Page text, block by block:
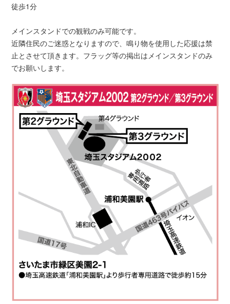
徒歩1分
メインスタンドでの観戦のみ可能です。
近隣住民のご迷惑となりますので、鳴り物を使用した応援は禁
止とさせて頂きます。フラッグ等の掲出はメインスタンドのみ
でお願いします。